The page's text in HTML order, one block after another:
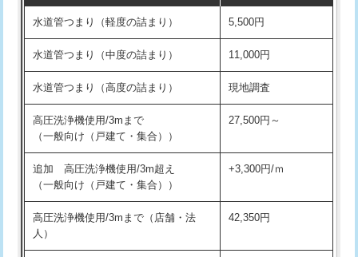
洗面台設置 38,500円
化粧台設置 22,000円
追加人工 16,500円
廃棄・処分 現場見積
※給水管工事は20mmまでの価格です。
交換・取付(排水栓・排水トラップ
22,000円+材料費
持込商品取付（混合水栓）
持込商品取付（浄水器・分岐水栓） 16,500円
業）
水道管つまり（軽度の詰まり） 5,500円
水道管つまり（中度の詰まり） 11,000円
水道管つまり（高度の詰まり） 現地調査
高圧洗浄機使用/3mまで
（一般向け（戸建て・集合））
27,500円～
追加 高圧洗浄機使用/3m超え
（一般向け（戸建て・集合））
+3,300円/ｍ
高圧洗浄機使用/3mまで（店舗・法
人）
42,350円